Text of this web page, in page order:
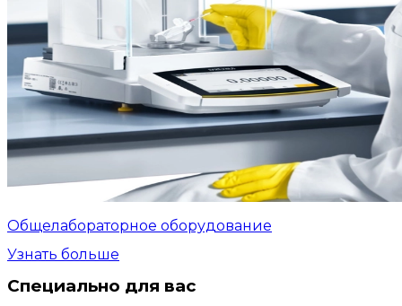
Общелабораторное оборудование
Узнать больше
Специально для вас